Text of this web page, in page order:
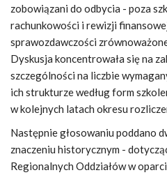
zobowiązani do odbycia - poza
rachunkowości i rewizji
sprawozdawczości
Dyskusja koncentrowała się na
szczególności na liczbie
ich strukturze według form
w kolejnych latach okresu
Następnie głosowaniu poddano
znaczeniu historycznym -
Regionalnych Oddziałów w